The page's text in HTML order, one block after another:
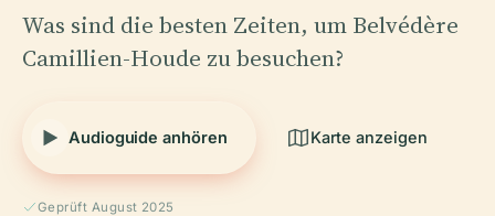
Was sind die besten Zeiten, um Belvédère
Camillien-Houde zu besuchen?
Audioguide anhören Karte anzeigen
Geprüft August 2025